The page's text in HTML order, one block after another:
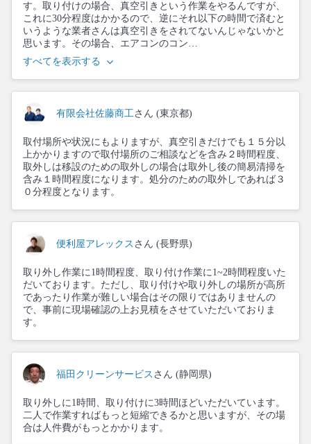
す。取り付けの場合、真空引きという作業をやるんですが、
これに30分程度はかかるので、逆にそれ以下の時間で済むと
いうような業者さんは真空引きをされてないんじゃないかと
思います。その場合、エアコンのコン…
すべてを表示する
有限会社佐藤商工さん (東京都)
取付場所や状況にもよりますが、真空引きだけでも１５分以
上かかりますので取付場所のご相談などを含み２時間程度、
取外しは移設のための取外しの場合は取外し後の簡易清掃を
含み１時間程度になります。処分のための取外しであれば３
０分程度となります。
便利屋アレックス さん (長野県)
取り外し作業に1時間程度、取り付け作業に1~2時間程度いた
だいております。ただし、取り付けや取り外しの場所が高所
であったり作業が難しい場合はその限りではありませんの
で、事前に現場確認の上お見積をさせていただいておりま
す。
福田クリーンサービス さん (静岡県)
取り外しに1時間、取り付けに3時間ほどいただいています。
二人で作業すればもっと短縮できるかと思いますが、その場
合は人件費がもっとかかります。